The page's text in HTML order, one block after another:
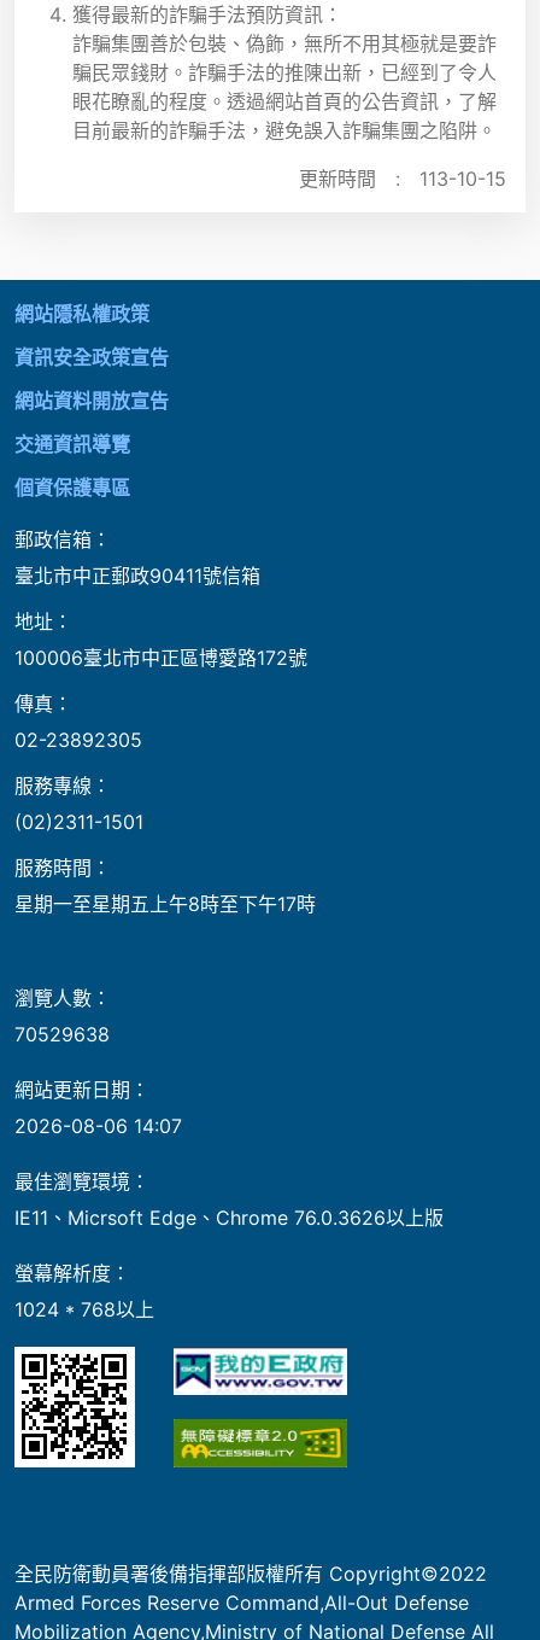
獲得最新的詐騙手法預防資訊：
詐騙集團善於包裝、偽飾，無所不用其極就是要詐
騙民眾錢財。詐騙手法的推陳出新，已經到了令人
眼花瞭亂的程度。透過網站首頁的公告資訊，了解
目前最新的詐騙手法，避免誤入詐騙集團之陷阱。
更新時間 : 113-10-15
網站隱私權政策
資訊安全政策宣告
網站資料開放宣告
交通資訊導覽
個資保護專區
郵政信箱：
臺北市中正郵政90411號信箱
地址：
100006臺北市中正區博愛路172號
傳真：
02-23892305
服務專線：
(02)2311-1501
服務時間：
星期一至星期五上午8時至下午17時
瀏覽人數：
70529638
網站更新日期：
2026-08-06 14:07
最佳瀏覽環境：
IE11、Micrsoft Edge、Chrome 76.0.3626以上版
螢幕解析度：
1024 * 768以上
全民防衛動員署後備指揮部版權所有 Copyright©2022
Armed Forces Reserve Command,All-Out Defense
Mobilization Agency,Ministry of National Defense All